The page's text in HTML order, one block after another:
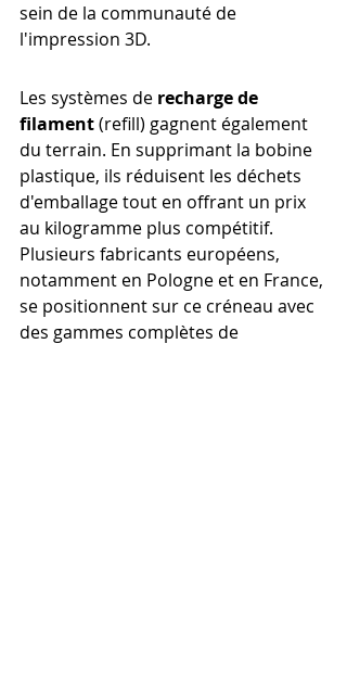
sein de la communauté de
l'impression 3D.
Les systèmes de recharge de
filament (refill) gagnent également
du terrain. En supprimant la bobine
plastique, ils réduisent les déchets
d'emballage tout en offrant un prix
au kilogramme plus compétitif.
Plusieurs fabricants européens,
notamment en Pologne et en France,
se positionnent sur ce créneau avec
des gammes complètes de